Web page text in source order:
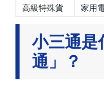
高級特殊貨
家用
小三通是
通」？